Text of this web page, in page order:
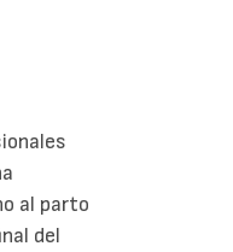
al parto
del